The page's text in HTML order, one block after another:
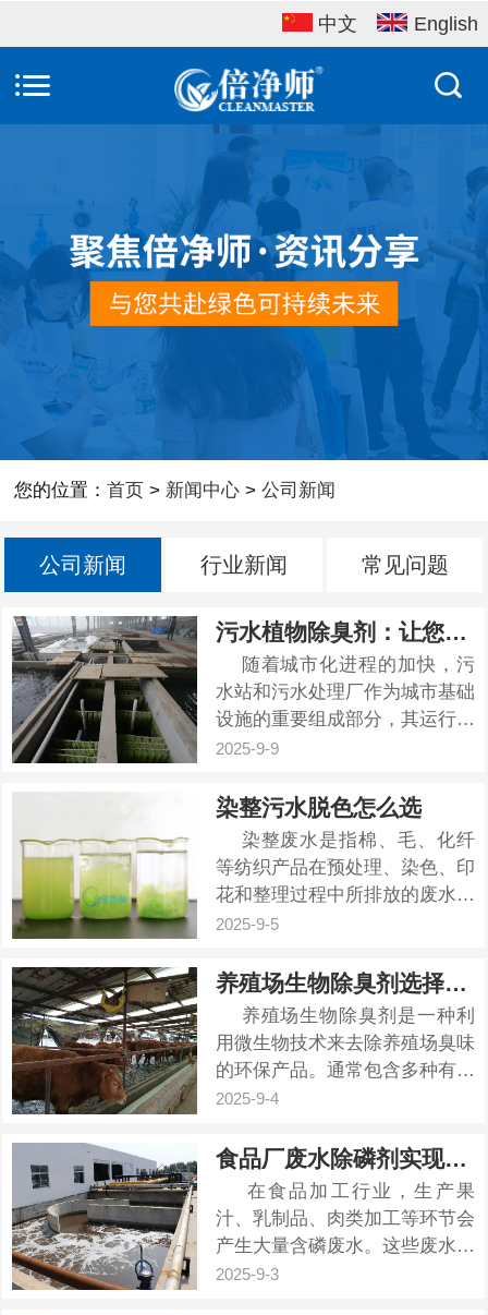
中文 English
您的位置：首页 > 新闻中心 >公司新闻
公司新闻 行业新闻 常见问题
污水植物除臭剂：让您远离异味的环保选择
随着城市化进程的加快，污
水站和污水处理厂作为城市基础
设施的重要组成部分，其运行过
程中产生的恶臭问题日益严重。
量，也对城市的生态环境造成了
负面影响。为了解决这一问题，
污水植物除臭剂作为一种绿色、
环保的解决方案，逐渐成为污水
处理...
2025-9-9
染整污水脱色怎么选
染整废水是指棉、毛、化纤
等纺织产品在预处理、染色、印
花和整理过程中所排放的废水，
其成分复杂,主要是以芳烃和杂
因(如NN、NO)及极性基因(如-
SO3Na、-OH、-NH2)。这些有
机物分子具有浓度高，难降解物
质多，色度高、毒...
2025-9-5
养殖场生物除臭剂选择那种？
养殖场生物除臭剂是一种利
用微生物技术来去除养殖场臭味
的环保产品。通常包含多种有益
微生物，如乳酸菌、芽孢杆菌、
多种酶、维生素、酸、微量元素
等辅助物质，这些成分能够促进
益生菌的生长和繁殖，提高除臭
效果。 &...
2025-9-4
食品厂废水除磷剂实现废水达标排放
在食品加工行业，生产果
汁、乳制品、肉类加工等环节会
产生大量含磷废水。这些废水中
的磷主要来源于原料中的蛋白
2025-9-3